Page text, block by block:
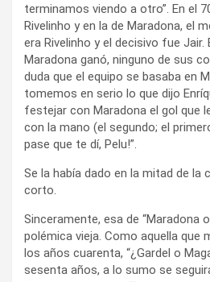
terminamos viendo a otro”. En el
Rivelinho y en la de Maradona, el
era Rivelinho y el decisivo fue Jair.
Maradona ganó, ninguno de sus
duda que el equipo se basaba en
tomemos en serio lo que dijo
festejar con Maradona el gol que
con la mano (el segundo; el
pase que te dí, Pelu!”.
Se la había dado en la mitad de la
corto.
Sinceramente, esa de “Maradona
polémica vieja. Como aquella que
los años cuarenta, “¿Gardel o
sesenta años, a lo sumo se